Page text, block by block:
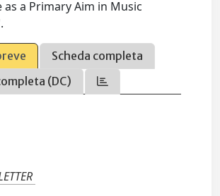
as a Primary Aim in Music
Scheda completa
(DC)